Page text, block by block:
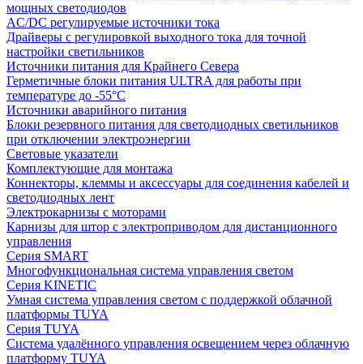
мощных светодиодов
AC/DC регулируемые источники тока
Драйверы с регулировкой выходного тока для точной
настройки светильников
Источники питания для Крайнего Севера
Герметичные блоки питания ULTRA для работы при
температуре до -55°C
Источники аварийного питания
Блоки резервного питания для светодиодных светильников
при отключении электроэнергии
Световые указатели
Комплектующие для монтажа
Коннекторы, клеммы и аксессуары для соединения кабелей и
светодиодных лент
Электрокарнизы с моторами
Карнизы для штор с электроприводом для дистанционного
управления
Серия SMART
Многофункциональная система управления светом
Серия KINETIC
Умная система управления светом с поддержкой облачной
платформы TUYA
Серия TUYA
Система удалённого управления освещением через облачную
платформу TUYA